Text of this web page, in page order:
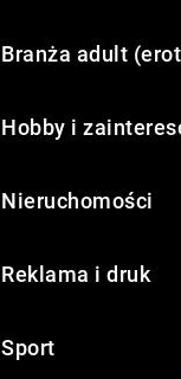
Branża adult
Hobby i
Nieruchomości
Reklama i druk
Sport